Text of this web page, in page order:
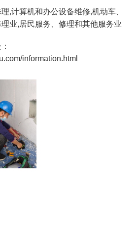
,计算机和办公设备维修,机动车、
业,居民服务、修理和其他服务业
information.html